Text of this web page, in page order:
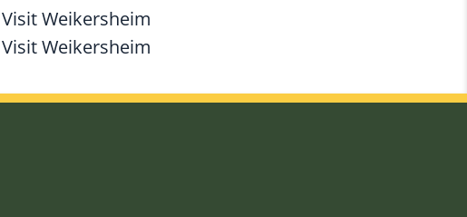
Visit Weikersheim
Visit Weikersheim